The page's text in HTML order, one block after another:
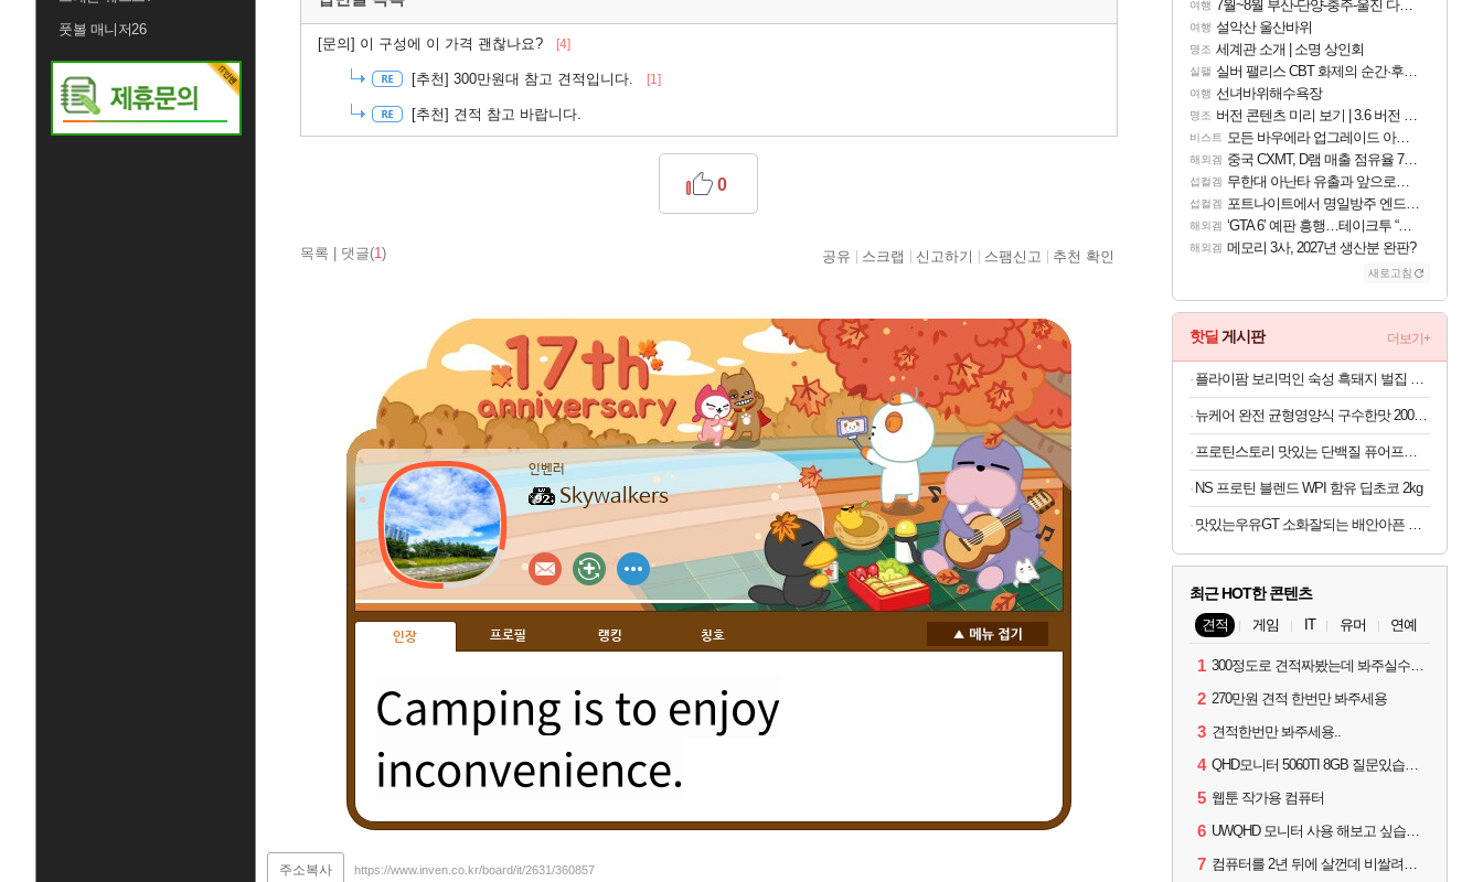
풋볼 매니저26
[문의] 이 구성에 이 가격 괜찮나요? [4]
[추천] 300만원대 참고 견적입니다. [1]
[추천] 견적 참고 바랍니다.
목록 댓글(1)
0
공유 스크랩 신고하기 스팸신고 추천 확인
인벤러
Skywalkers
인장 프로필 랭킹 칭호
Camping is to enjoy
inconvenience.
주소복사 https://www.inven.co.kr/board/it/2631/360857
여행 7월~8월 부산-단양-충주-울진 다녀왔어요~
여행 설악산 울산바위
명조 세계관 소개 | 소명 상인회
실팰 실버 팰리스 CBT 화제의 순간·후기 모음
여행 선녀바위해수욕장
명조 버전 콘텐츠 미리 보기 | 3.6 버전 「신기루 속 등불 그림자, 속세에 깃든 검의 결심」이 8월 20일에 업데이트됩니다!
비스트 모든 바우에라 업그레이드 아이템 획득 위치 공략 (89개)
해외겜 중국 CXMT, D램 매출 점유율 7%…글로벌 4위로 부상
섭컬겜 무한대 아난타 유출과 앞으로의 예상 (루머)
섭컬겜 포트나이트에서 명일방주 엔드필드 [펠리카] 판매 예정
해외겜 ‘GTA 6’ 예판 흥행…테이크투 “내부 예상 크게 넘어”
해외겜 메모리 3사, 2027년 생산분 완판?
새로고침
핫딜 게시판 더보기+
플라이팜 보리먹인 숙성 흑돼지 벌집 두툼 삼겹살 HACCP 2kg
뉴케어 완전 균형영양식 구수한맛 200ml x 24개
프로틴스토리 맛있는 단백질 퓨어프로틴7 3kg
NS 프로틴 블렌드 WPI 함유 딥초코 2kg
맛있는우유GT 소화잘되는 배안아픈 저지방우유 180ml x 48개
최근 HOT한 콘텐츠
견적 게임 IT 유머 연예
1 300정도로 견적짜봤는데 봐주실수있으실까요
2 270만원 견적 한번만 봐주세용
3 견적한번만 봐주세용..
4 QHD모니터 5060TI 8GB 질문있습니다..
5 웹툰 작가용 컴퓨터
6 UWQHD 모니터 사용 해보고 싶습니다 추천부탁드려요
7 컴퓨터를 2년 뒤에 살껀데 비쌀려나요...?